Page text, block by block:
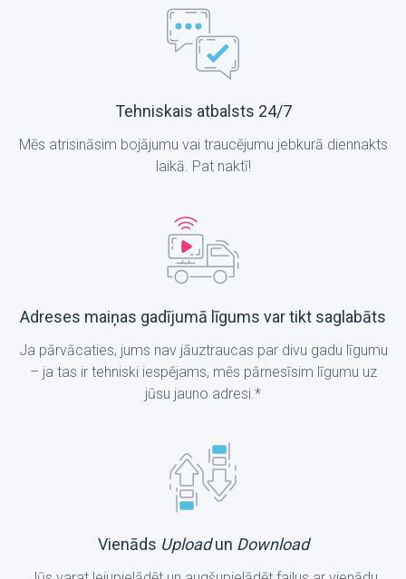
Tehniskais atbalsts 24/7
Mēs atrisināsim bojājumu vai traucējumu jebkurā diennakts
laikā. Pat naktī!
Adreses maiņas gadījumā līgums var tikt saglabāts
Ja pārvācaties, jums nav jāuztraucas par divu gadu līgumu
– ja tas ir tehniski iespējams, mēs pārnesīsim līgumu uz
jūsu jauno adresi.*
Vienāds Uploadun Download